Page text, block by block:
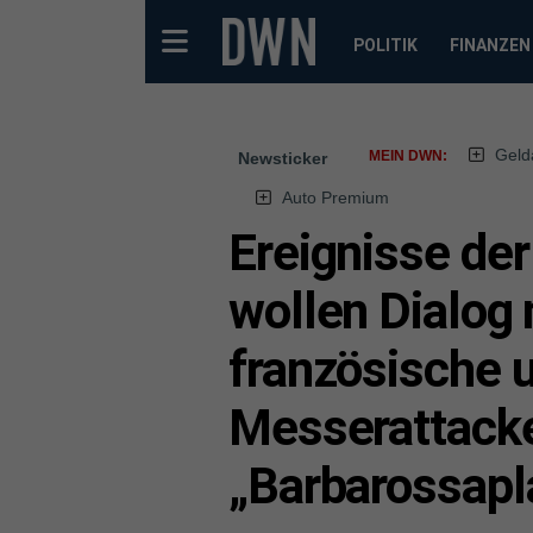
POLITIK FINANZEN
Newsticker MEIN DWN:
Auto Premium
Ereignisse
wollen Dialog
französische